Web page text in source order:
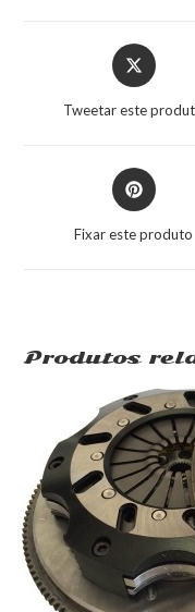
Tweetar este
Fixar este produto
Produtos